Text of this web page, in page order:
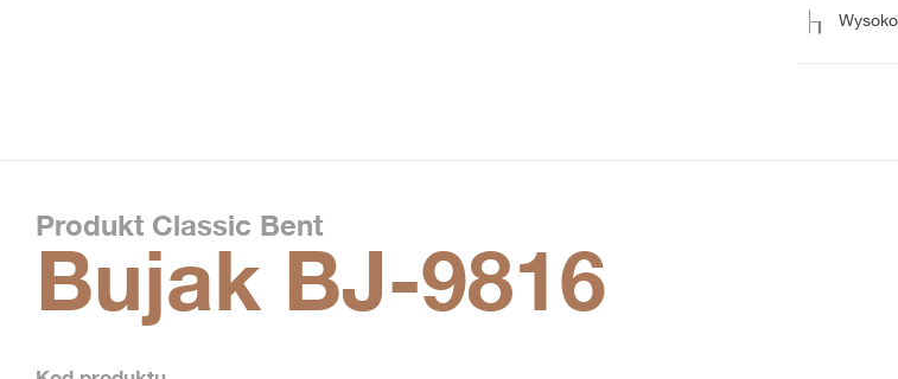
Produkt Classic Bent
Bujak BJ-9816